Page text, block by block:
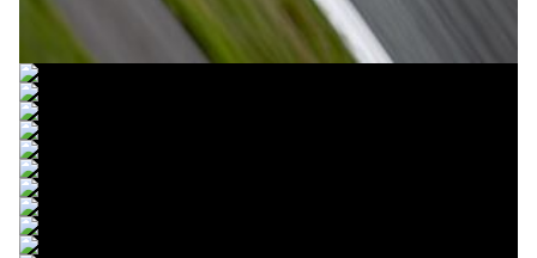
© R.Lekl
© R.Lekl
© R.Lekl
© R.Lekl
© R.Lekl
© R.Lekl
© R.Lekl
© R.Lekl
© R.Lekl